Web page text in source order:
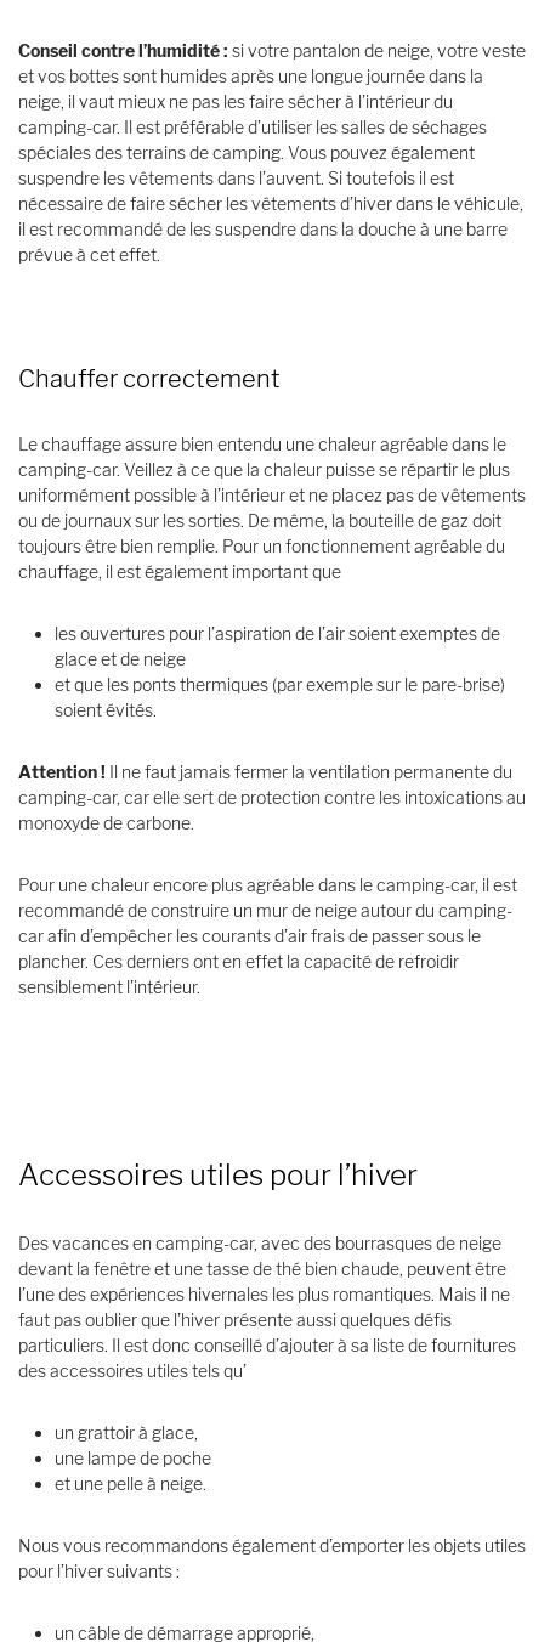
Conseil contre l’humidité : si votre pantalon de neige, votre veste
et vos bottes sont humides après une longue journée dans la
neige, il vaut mieux ne pas les faire sécher à l’intérieur du
camping-car. Il est préférable d’utiliser les salles de séchages
spéciales des terrains de camping. Vous pouvez également
suspendre les vêtements dans l’auvent. Si toutefois il est
nécessaire de faire sécher les vêtements d’hiver dans le véhicule,
il est recommandé de les suspendre dans la douche à une barre
prévue à cet effet.
Chauffer correctement
Le chauffage assure bien entendu une chaleur agréable dans le
camping-car. Veillez à ce que la chaleur puisse se répartir le plus
uniformément possible à l’intérieur et ne placez pas de vêtements
ou de journaux sur les sorties. De même, la bouteille de gaz doit
toujours être bien remplie. Pour un fonctionnement agréable du
chauffage, il est également important que
les ouvertures pour l’aspiration de l’air soient exemptes de
glace et de neige
et que les ponts thermiques (par exemple sur le pare-brise)
soient évités.
Attention ! Il ne faut jamais fermer la ventilation permanente du
camping-car, car elle sert de protection contre les intoxications au
monoxyde de carbone.
Pour une chaleur encore plus agréable dans le camping-car, il est
recommandé de construire un mur de neige autour du camping-
car afin d’empêcher les courants d’air frais de passer sous le
plancher. Ces derniers ont en effet la capacité de refroidir
sensiblement l’intérieur.
Accessoires utiles pour l’hiver
Des vacances en camping-car, avec des bourrasques de neige
devant la fenêtre et une tasse de thé bien chaude, peuvent être
l’une des expériences hivernales les plus romantiques. Mais il ne
faut pas oublier que l’hiver présente aussi quelques défis
particuliers. Il est donc conseillé d’ajouter à sa liste de fournitures
des accessoires utiles tels qu’
un grattoir à glace,
une lampe de poche
et une pelle à neige.
Nous vous recommandons également d’emporter les objets utiles
pour l’hiver suivants :
un câble de démarrage approprié,